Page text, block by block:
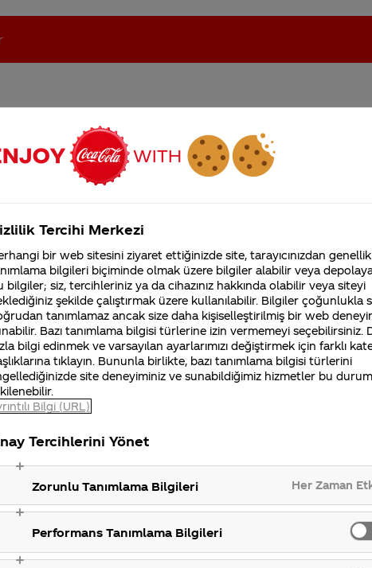
Coca-Cola'nın Filistin'de fabr... Coca-Cola’yı kim buldu?
adımıza biriken
şimdi neden
hergün şifre girmeye
iletisimmerkezi@coca-cola.com adresine
ulaşabilirsiniz. İlginiz için teşekkür ederiz.
Coca-Cola Şirketi
merak ettikleriniz.
Fabrikalarımız,
sertifikalarımız, faaliyet
gösterdiğimiz ülkeler,
tarihçemiz ve daha
Tercihi Merkezi
bir web sitesini ziyaret ettiğinizde site, tarayıcınızdan
bilgileri biçiminde olmak üzere bilgiler alabilir veya
bilgiler; siz, tercihleriniz ya da cihazınız hakkında olabilir veya siteyi
şekilde çalıştırmak üzere kullanılabilir. Bilgiler çoğunlukla
tanımlamaz ancak size daha kişiselleştirilmiş bir web
Bazı tanımlama bilgisi türlerine izin vermemeyi seçebilirsiniz.
bilgi edinmek ve varsayılan ayarlarımızı değiştirmek için farklı
tıklayın. Bununla birlikte, bazı tanımlama bilgisi türlerini
site deneyiminiz ve sunabildiğimiz hizmetler bu
Bilgi (URL)
Tercihlerini Yönet
Zorunlu Tanımlama Bilgileri Her Zaman
Performans Tanımlama Bilgileri